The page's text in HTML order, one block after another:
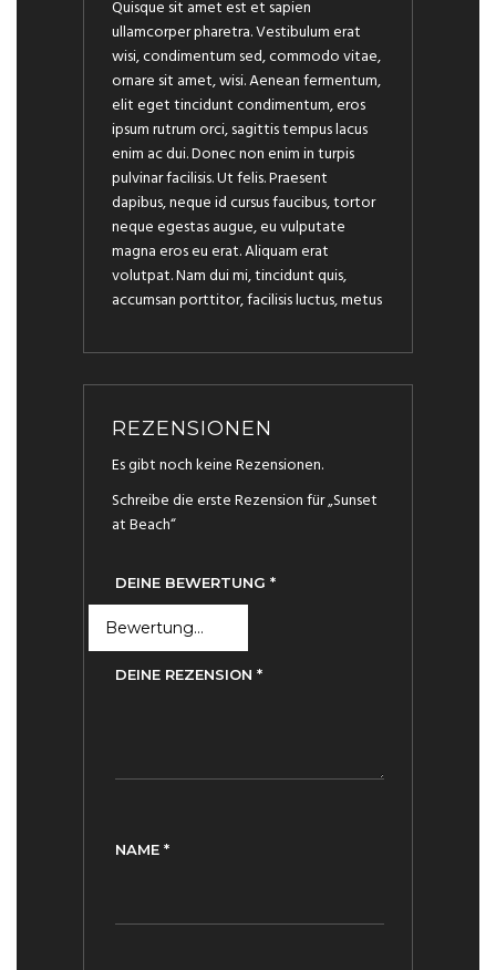
Quisque sit amet est et sapien
ullamcorper pharetra. Vestibulum erat
wisi, condimentum sed, commodo vitae,
ornare sit amet, wisi. Aenean fermentum,
elit eget tincidunt condimentum, eros
ipsum rutrum orci, sagittis tempus lacus
enim ac dui. Donec non enim in turpis
pulvinar facilisis. Ut felis. Praesent
dapibus, neque id cursus faucibus, tortor
neque egestas augue, eu vulputate
magna eros eu erat. Aliquam erat
volutpat. Nam dui mi, tincidunt quis,
accumsan porttitor, facilisis luctus, metus
REZENSIONEN
Es gibt noch keine Rezensionen.
Schreibe die erste Rezension für „Sunset
at Beach“
DEINE BEWERTUNG *
DEINE REZENSION *
NAME *